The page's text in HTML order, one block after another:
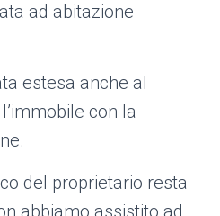
ad abitazione
estesa anche al
con la
del proprietario resta